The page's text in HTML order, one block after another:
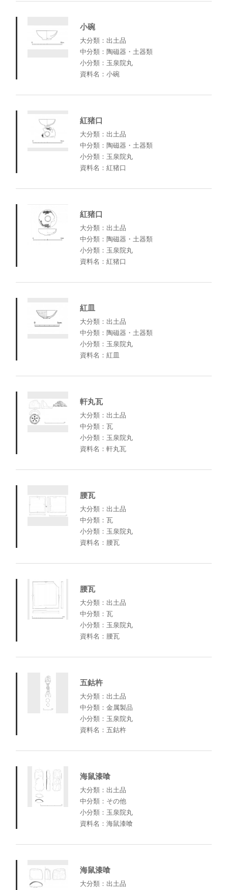
小碗
大分類：出土品
中分類：陶磁器・土器類
小分類：玉泉院丸
資料名：小碗
紅猪口
大分類：出土品
中分類：陶磁器・土器類
小分類：玉泉院丸
資料名：紅猪口
紅猪口
大分類：出土品
中分類：陶磁器・土器類
小分類：玉泉院丸
資料名：紅猪口
紅皿
大分類：出土品
中分類：陶磁器・土器類
小分類：玉泉院丸
資料名：紅皿
軒丸瓦
大分類：出土品
中分類：瓦
小分類：玉泉院丸
資料名：軒丸瓦
腰瓦
大分類：出土品
中分類：瓦
小分類：玉泉院丸
資料名：腰瓦
腰瓦
大分類：出土品
中分類：瓦
小分類：玉泉院丸
資料名：腰瓦
五鈷杵
大分類：出土品
中分類：金属製品
小分類：玉泉院丸
資料名：五鈷杵
海鼠漆喰
大分類：出土品
中分類：その他
小分類：玉泉院丸
資料名：海鼠漆喰
海鼠漆喰
大分類：出土品